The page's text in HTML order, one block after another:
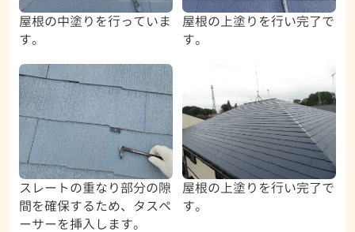
屋根の中塗りを行っていま
す。
屋根の上塗りを行い完了で
す。
スレートの重なり部分の隙
間を確保するため、タスペ
ーサーを挿入します。
屋根の上塗りを行い完了で
す。